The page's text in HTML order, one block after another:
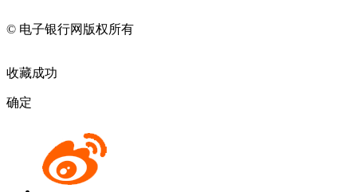
© 电子银行网版权所有
收藏成功
确定